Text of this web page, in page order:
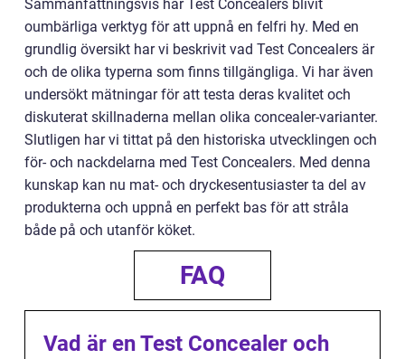
Sammanfattningsvis har Test Concealers blivit
oumbärliga verktyg för att uppnå en felfri hy. Med en
grundlig översikt har vi beskrivit vad Test Concealers är
och de olika typerna som finns tillgängliga. Vi har även
undersökt mätningar för att testa deras kvalitet och
diskuterat skillnaderna mellan olika concealer-varianter.
Slutligen har vi tittat på den historiska utvecklingen och
för- och nackdelarna med Test Concealers. Med denna
kunskap kan nu mat- och dryckesentusiaster ta del av
produkterna och uppnå en perfekt bas för att stråla
både på och utanför köket.
FAQ
Vad är en Test Concealer och